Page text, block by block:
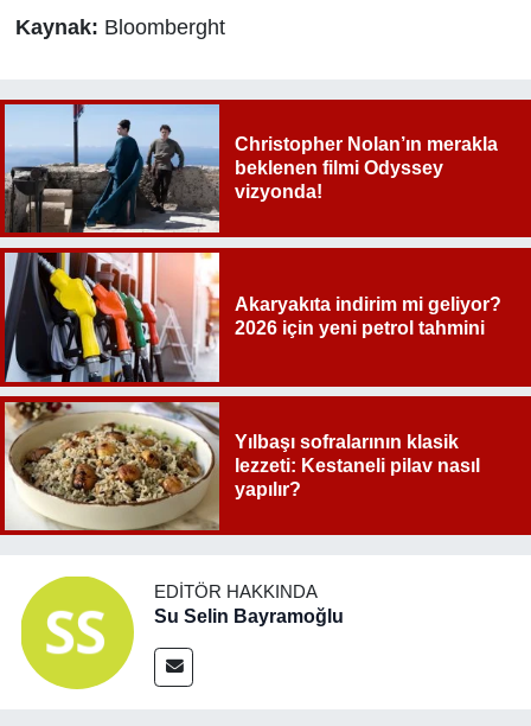
Kaynak: Bloomberght
Christopher Nolan’ın merakla
beklenen filmi Odyssey
vizyonda!
Akaryakıta indirim mi geliyor?
2026 için yeni petrol tahmini
Yılbaşı sofralarının klasik
lezzeti: Kestaneli pilav nasıl
yapılır?
EDITÖR HAKKINDA
Su Selin Bayramoğlu